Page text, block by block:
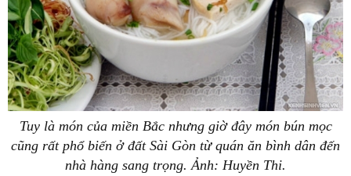
Tuy là món của miền Bắc nhưng giờ đây món bún mọc
cũng rất phổ biến ở đất Sài Gòn từ quán ăn bình dân đến
nhà hàng sang trọng. Ảnh: Huyền Thi.